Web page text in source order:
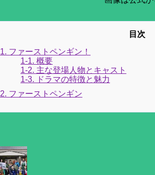
1. ファーストペンギン！
1-1. 概要
1-2. 主な登場人物とキャスト
1-3. ドラマの特徴と魅力
2. ファーストペンギン